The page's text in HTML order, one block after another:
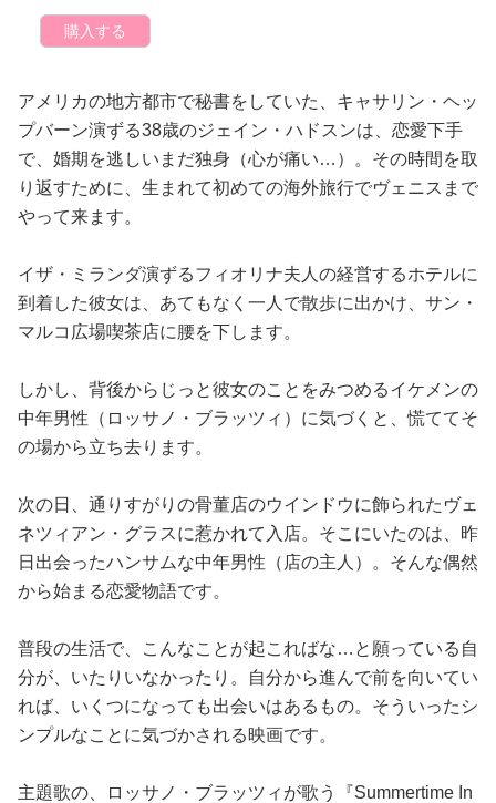
購入する
アメリカの地方都市で秘書をしていた、キャサリン・ヘッ
プバーン演ずる38歳のジェイン・ハドスンは、恋愛下手
で、婚期を逃しいまだ独身（心が痛い…）。その時間を取
り返すために、生まれて初めての海外旅行でヴェニスまで
やって来ます。
イザ・ミランダ演ずるフィオリナ夫人の経営するホテルに
到着した彼女は、あてもなく一人で散歩に出かけ、サン・
マルコ広場喫茶店に腰を下します。
しかし、背後からじっと彼女のことをみつめるイケメンの
中年男性（ロッサノ・ブラッツィ）に気づくと、慌ててそ
の場から立ち去ります。
次の日、通りすがりの骨董店のウインドウに飾られたヴェ
ネツィアン・グラスに惹かれて入店。そこにいたのは、昨
日出会ったハンサムな中年男性（店の主人）。そんな偶然
から始まる恋愛物語です。
普段の生活で、こんなことが起こればな…と願っている自
分が、いたりいなかったり。自分から進んで前を向いてい
れば、いくつになっても出会いはあるもの。そういったシ
ンプルなことに気づかされる映画です。
主題歌の、ロッサノ・ブラッツィが歌う『Summertime In